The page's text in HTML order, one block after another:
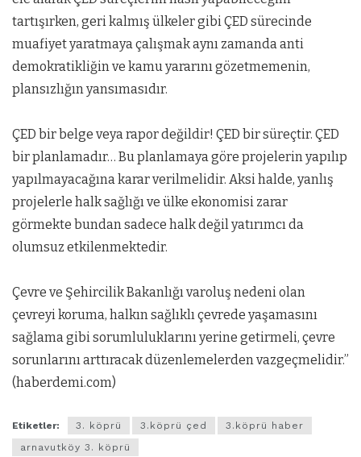
tartışırken, geri kalmış ülkeler gibi ÇED sürecinde
muafiyet yaratmaya çalışmak aynı zamanda anti
demokratikliğin ve kamu yararını gözetmemenin,
plansızlığın yansımasıdır.
ÇED bir belge veya rapor değildir! ÇED bir süreçtir. ÇED
bir planlamadır… Bu planlamaya göre projelerin yapılıp
yapılmayacağına karar verilmelidir. Aksi halde, yanlış
projelerle halk sağlığı ve ülke ekonomisi zarar
görmekte bundan sadece halk değil yatırımcı da
olumsuz etkilenmektedir.
Çevre ve Şehircilik Bakanlığı varoluş nedeni olan
çevreyi koruma, halkın sağlıklı çevrede yaşamasını
sağlama gibi sorumluluklarını yerine getirmeli, çevre
sorunlarını arttıracak düzenlemelerden vazgeçmelidir.”
(haberdemi.com)
Etiketler: 3. köprü 3.köprü çed
3.köprü haber
arnavutköy 3. köprü